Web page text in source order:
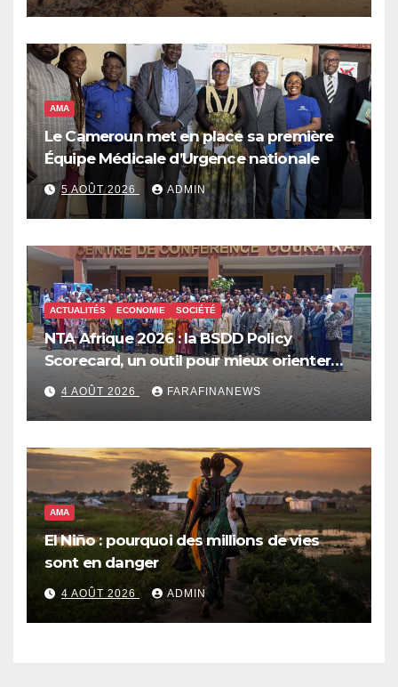
millions de personnes dans l’insécurité
alimentaire aiguë
AMA
Le Cameroun met en place sa première
Équipe Médicale d’Urgence nationale
5 AOÛT 2026 ADMIN
ACTUALITÉS ECONOMIE SOCIÉTÉ
NTA Afrique 2026 : la BSDD Policy
Scorecard, un outil pour mieux orienter
les dépenses publiques
4 AOÛT 2026 FARAFINANEWS
AMA
El Niño : pourquoi des millions de vies
sont en danger
4 AOÛT 2026 ADMIN